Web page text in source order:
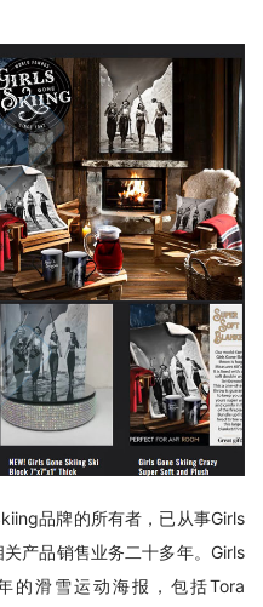
品牌的所有者，已从事Girls
产品销售业务二十多年。Girls
的滑雪运动海报，包括Tora